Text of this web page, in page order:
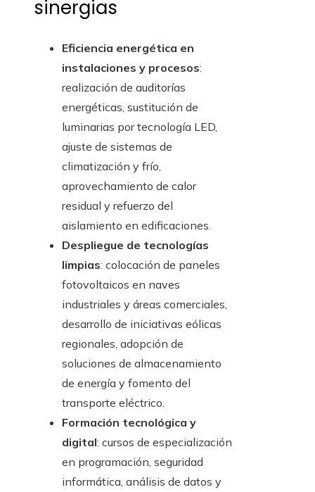
sinergias
Eficiencia energética en
instalaciones y procesos:
realización de auditorías
energéticas, sustitución de
luminarias por tecnología LED,
ajuste de sistemas de
climatización y frío,
aprovechamiento de calor
residual y refuerzo del
aislamiento en edificaciones.
Despliegue de tecnologías
limpias: colocación de paneles
fotovoltaicos en naves
industriales y áreas comerciales,
desarrollo de iniciativas eólicas
regionales, adopción de
soluciones de almacenamiento
de energía y fomento del
transporte eléctrico.
Formación tecnológica y
digital: cursos de especialización
en programación, seguridad
informática, análisis de datos y